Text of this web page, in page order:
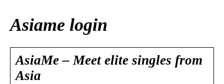
Asiame login
AsiaMe – Meet elite singles from
Asia